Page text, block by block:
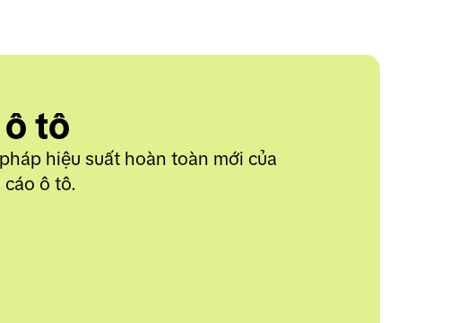
tô
hiệu suất hoàn toàn mới của
ô tô.